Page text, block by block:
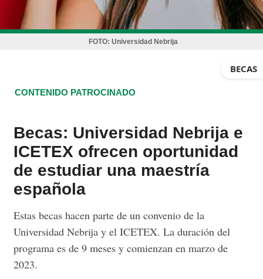
FOTO: Universidad Nebrija
BECAS
CONTENIDO PATROCINADO
Becas: Universidad Nebrija e
ICETEX ofrecen oportunidad
de estudiar una maestría
española
Estas becas hacen parte de un convenio de la
Universidad Nebrija y el ICETEX. La duración del
programa es de 9 meses y comienzan en marzo de
2023.